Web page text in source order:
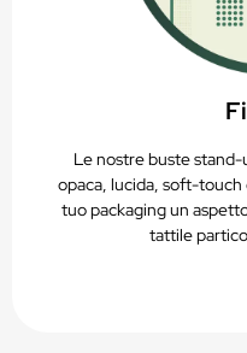
Le nostre buste
opaca, lucida, soft-
tuo packaging un
tattile